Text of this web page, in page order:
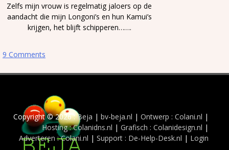
Zelfs mijn vrouw is regelmatig jaloers op de
aandacht die mijn Longoni’s en hun Kamui’s
krijgen, het blijft schipperen…….
9 Comments
Copyright © 2026 :Beja | bv-beja.nl | Ontwerp : Colani.nl |
Hosting : Colanidns.nl | Grafisch : Colanidesign.nl |
Adverteren : Colani.nl | Support : De-Help-Desk.nl | Login